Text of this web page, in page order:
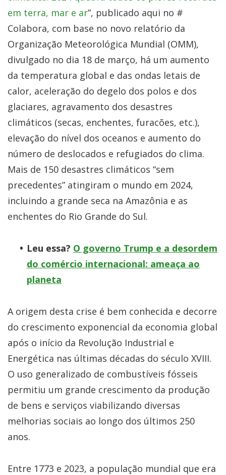
em terra, mar e ar”, publicado aqui no #
Colabora, com base no novo relatório da
Organização Meteorológica Mundial (OMM),
divulgado no dia 18 de março, há um aumento
da temperatura global e das ondas letais de
calor, aceleração do degelo dos polos e dos
glaciares, agravamento dos desastres
climáticos (secas, enchentes, furacões, etc.),
elevação do nível dos oceanos e aumento do
número de deslocados e refugiados do clima.
Mais de 150 desastres climáticos “sem
precedentes” atingiram o mundo em 2024,
incluindo a grande seca na Amazônia e as
enchentes do Rio Grande do Sul.
Leu essa? O governo Trump e a desordem
do comércio internacional: ameaça ao
planeta
A origem desta crise é bem conhecida e decorre
do crescimento exponencial da economia global
após o início da Revolução Industrial e
Energética nas últimas décadas do século XVIII.
O uso generalizado de combustíveis fósseis
permitiu um grande crescimento da produção
de bens e serviços viabilizando diversas
melhorias sociais ao longo dos últimos 250
anos.
Entre 1773 e 2023, a população mundial que era